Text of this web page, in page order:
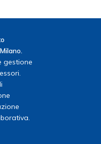
gestione